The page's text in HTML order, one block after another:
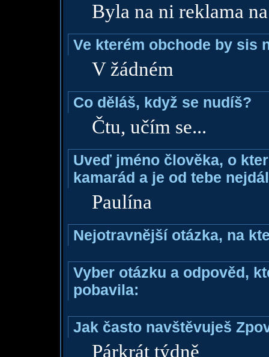
Byla na ni reklama
Ve kterém obchode by sis
V žádném
Co děláš, když se nudíš?
Čtu, učím se...
Uveď jméno člověka, o
kamarád a je od tebe
Paulína
Nejotravnější otázka, na
Vyber otázku a odpověd,
pobavila:
Jak často navštěvuješ
Párkrát týdně